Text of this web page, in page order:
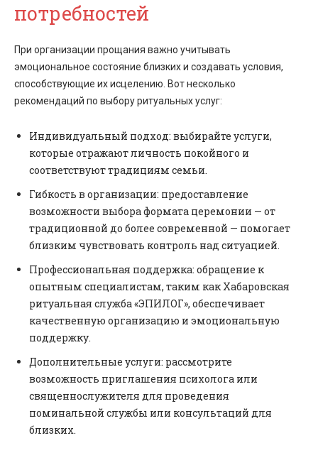
потребностей
При организации прощания важно учитывать
эмоциональное состояние близких и создавать условия,
способствующие их исцелению. Вот несколько
рекомендаций по выбору ритуальных услуг:
Индивидуальный подход: выбирайте услуги,
которые отражают личность покойного и
соответствуют традициям семьи.
Гибкость в организации: предоставление
возможности выбора формата церемонии — от
традиционной до более современной — помогает
близким чувствовать контроль над ситуацией.
Профессиональная поддержка: обращение к
опытным специалистам, таким как Хабаровская
ритуальная служба «ЭПИЛОГ», обеспечивает
качественную организацию и эмоциональную
поддержку.
Дополнительные услуги: рассмотрите
возможность приглашения психолога или
священнослужителя для проведения
поминальной службы или консультаций для
близких.